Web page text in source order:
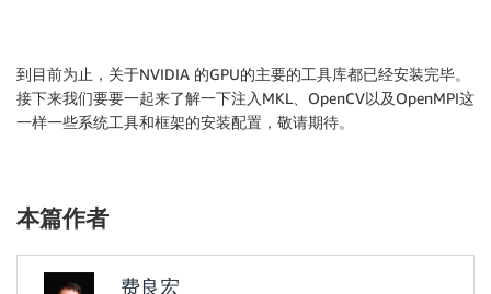
到目前为止，关于NVIDIA 的GPU的主要的工具库都已经安装完毕。
接下来我们要要一起来了解一下注入MKL、OpenCV以及OpenMPI这
一样一些系统工具和框架的安装配置，敬请期待。
本篇作者
费良宏